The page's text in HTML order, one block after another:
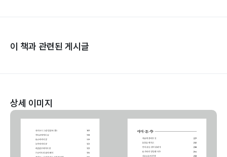
이 책과 관련된 게시글
상세 이미지